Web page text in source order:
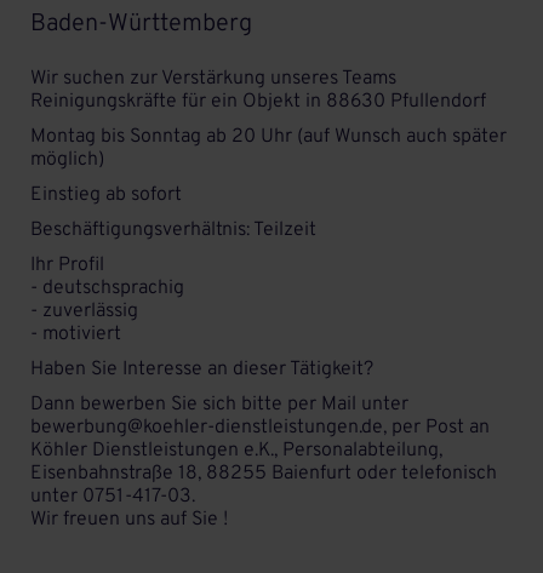
Baden-Württemberg
Wir suchen zur Verstärkung unseres Teams
Reinigungskräfte für ein Objekt in 88630 Pfullendorf
Montag bis Sonntag ab 20 Uhr (auf Wunsch auch später
möglich)
Einstieg ab sofort
Beschäftigungsverhältnis: Teilzeit
Ihr Profil
- deutschsprachig
- zuverlässig
- motiviert
Haben Sie Interesse an dieser Tätigkeit?
Dann bewerben Sie sich bitte per Mail unter
bewerbung@koehler-dienstleistungen.de, per Post an
Köhler Dienstleistungen e.K., Personalabteilung,
Eisenbahnstraße 18, 88255 Baienfurt oder telefonisch
unter 0751-417-03.
Wir freuen uns auf Sie !